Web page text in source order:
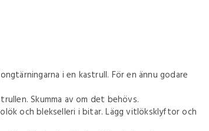
i en kastrull. För en ännu godare
Skumma av om det behövs.
och blekselleri i bitar. Lägg vitlöksklyftor och